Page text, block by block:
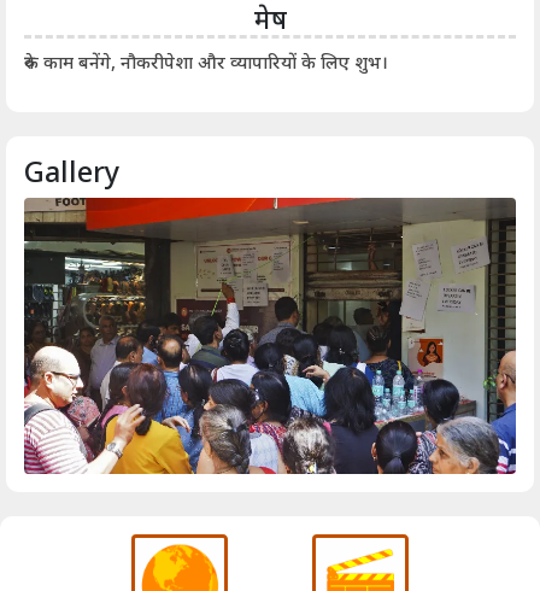
मेष
रुके काम बनेंगे, नौकरीपेशा और व्यापारियों के लिए शुभ।
Gallery